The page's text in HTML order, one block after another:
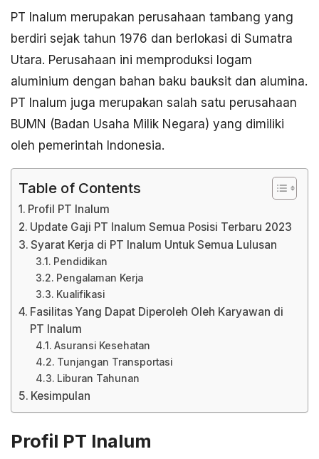
PT Inalum merupakan perusahaan tambang yang
berdiri sejak tahun 1976 dan berlokasi di Sumatra
Utara. Perusahaan ini memproduksi logam
aluminium dengan bahan baku bauksit dan alumina.
PT Inalum juga merupakan salah satu perusahaan
BUMN (Badan Usaha Milik Negara) yang dimiliki
oleh pemerintah Indonesia.
Table of Contents
Profil PT Inalum
Update Gaji PT Inalum Semua Posisi Terbaru 2023
Syarat Kerja di PT Inalum Untuk Semua Lulusan
Pendidikan
Pengalaman Kerja
Kualifikasi
Fasilitas Yang Dapat Diperoleh Oleh Karyawan di
PT Inalum
Asuransi Kesehatan
Tunjangan Transportasi
Liburan Tahunan
Kesimpulan
Profil PT Inalum